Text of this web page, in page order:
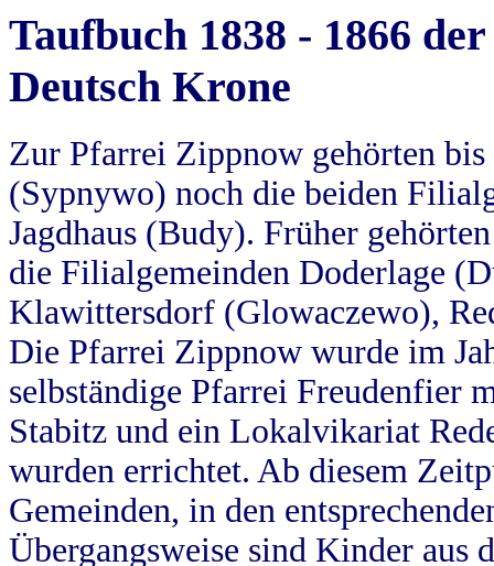
Taufbuch 1838 - 1866
Deutsch Krone
Zur Pfarrei Zippnow gehörten
(Sypnywo) noch die beiden
Jagdhaus (Budy). Früher
die Filialgemeinden Doderlage
Klawittersdorf (Glowaczewo),
Die Pfarrei Zippnow wurde im
selbständige Pfarrei Freudenfier
Stabitz und ein Lokalvikariat
wurden errichtet. Ab diesem
Gemeinden, in den
Übergangsweise sind Kinder aus